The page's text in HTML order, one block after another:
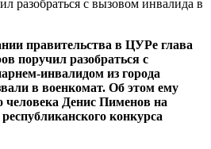
правительства в ЦУРе глава
поручил разобраться с
инвалидом из города
в военкомат. Об этом ему
человека Денис Пименов на
конкурса